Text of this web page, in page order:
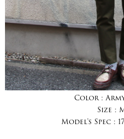
Color :
Size :
Model's Spec :